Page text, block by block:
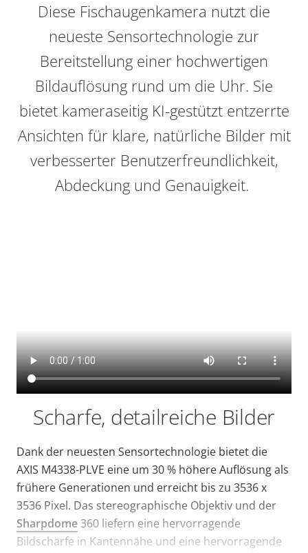
Diese Fischaugenkamera nutzt die
neueste Sensortechnologie zur
Bereitstellung einer hochwertigen
Bildauflösung rund um die Uhr. Sie
bietet kameraseitig KI-gestützt entzerrte
Ansichten für klare, natürliche Bilder mit
verbesserter Benutzerfreundlichkeit,
Abdeckung und Genauigkeit.
Scharfe, detailreiche Bilder
Dank der neuesten Sensortechnologie bietet die
AXIS M4338-PLVE eine um 30 % höhere Auflösung als
frühere Generationen und erreicht bis zu 3536 x
3536 Pixel. Das stereographische Objektiv und der
Sharpdome 360 liefern eine hervorragende
Bildschärfe in Kantennähe und eine hervorragende